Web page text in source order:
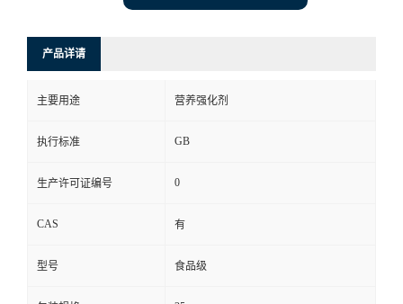
产品详请
主要用途 营养强化剂
执行标准 GB
生产许可证编号 0
CAS 有
型号 食品级